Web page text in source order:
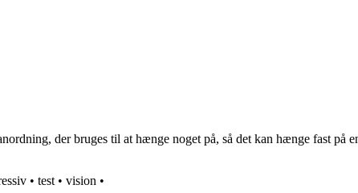
der bruges til at hænge noget på, så det kan hænge fast
• test • vision •